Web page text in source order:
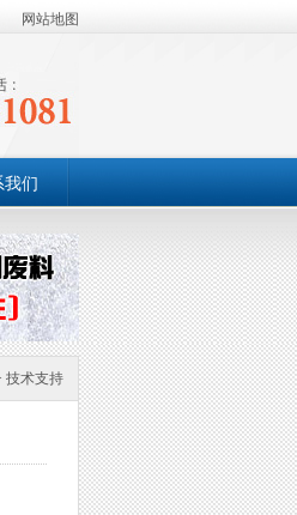
网站地图
我们
技术支持